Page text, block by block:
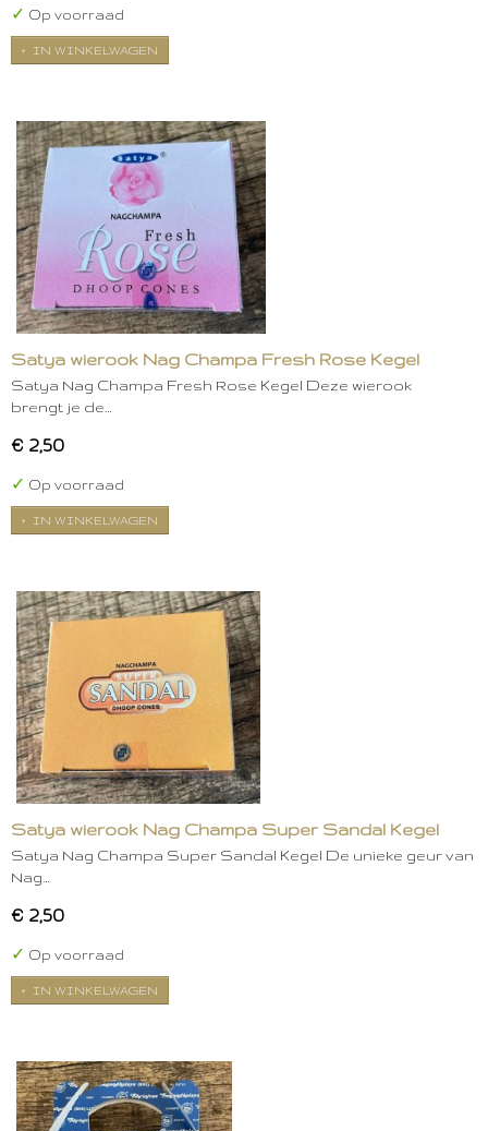
✓ Op voorraad
IN WINKELWAGEN
Satya wierook Nag Champa Fresh Rose Kegel
Satya Nag Champa Fresh Rose Kegel Deze wierook
brengt je de…
€ 2,50
✓ Op voorraad
IN WINKELWAGEN
Satya wierook Nag Champa Super Sandal Kegel
Satya Nag Champa Super Sandal Kegel De unieke geur van
Nag…
€ 2,50
✓ Op voorraad
IN WINKELWAGEN